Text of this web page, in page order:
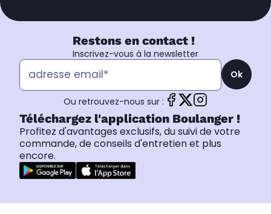
Restons en contact !
Inscrivez-vous à la newsletter
Ok
Ou retrouvez-nous sur :
Téléchargez l'application Boulanger !
Profitez d'avantages exclusifs, du suivi de votre
commande, de conseils d'entretien et plus
encore.